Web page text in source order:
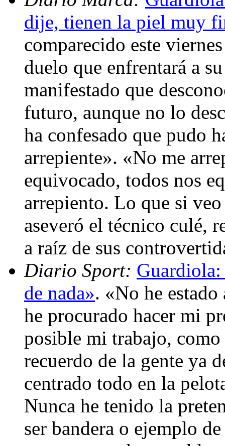
dije, tienen la piel muy
comparecido este
duelo que enfrentará a
manifestado que
futuro, aunque no lo
ha confesado que pudo
arrepiente». «No me
equivocado, todos nos
arrepiento. Lo que si
aseveró el técnico culé,
a raíz de sus
Diario Sport:
de nada». «No he
he procurado hacer mi
posible mi trabajo,
recuerdo de la gente ya
centrado todo en la
Nunca he tenido la
ser bandera o ejemplo